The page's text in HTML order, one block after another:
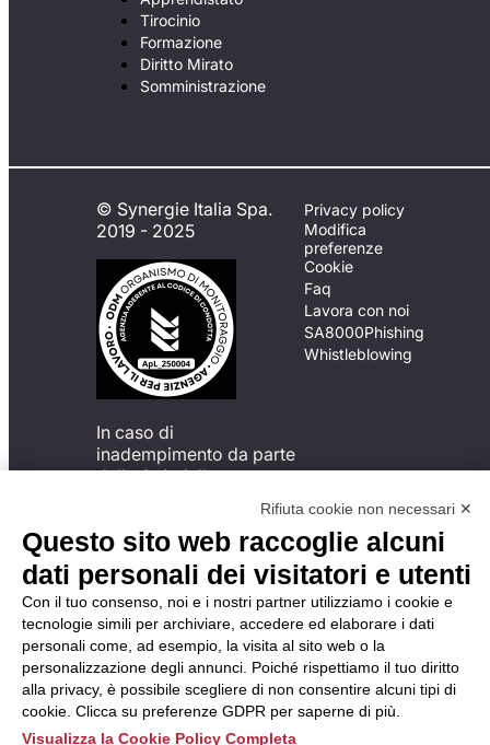
Tirocinio
Formazione
Diritto Mirato
Somministrazione
© Synergie Italia Spa.
2019 - 2025
In caso di
inadempimento da parte
della ApL delle
del Codice di Condotta, è
possibile presentare un
reclamo
all’Organismo di
Monitoraggio utilizzando
una delle modalità
descritte al seguente
indirizzo web
https://odm-
agenzielavoro.it/reclami/.
Privacy policy
Modifica
preferenze
Cookie
Faq
Lavora con noi
SA8000Phishing
Whistleblowing
Rifiuta cookie non necessari ✕
Questo sito web raccoglie alcuni
dati personali dei visitatori e utenti
Con il tuo consenso, noi e i nostri partner utilizziamo i cookie e
tecnologie simili per archiviare, accedere ed elaborare i dati
personali come, ad esempio, la visita al sito web o la
personalizzazione degli annunci. Poiché rispettiamo il tuo diritto
alla privacy, è possibile scegliere di non consentire alcuni tipi di
cookie. Clicca su preferenze GDPR per saperne di più.
Visualizza la Cookie Policy Completa